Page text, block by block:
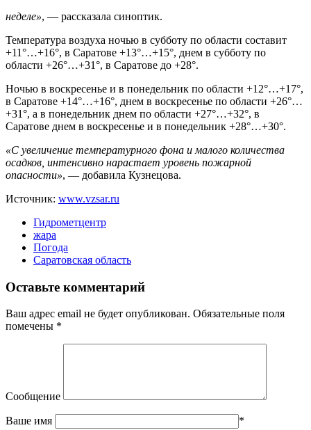
неделе», — рассказала синоптик.
Температура воздуха ночью в субботу по области составит
+11°…+16°, в Саратове +13°…+15°, днем в субботу по
области +26°…+31°, в Саратове до +28°.
Ночью в воскресенье и в понедельник по области +12°…+17°,
в Саратове +14°…+16°, днем в воскресенье по области +26°…
+31°, а в понедельник днем по области +27°…+32°, в
Саратове днем в воскресенье и в понедельник +28°…+30°.
«С увеличение температурного фона и малого количества
осадков, интенсивно нарастает уровень пожарной
опасности», — добавила Кузнецова.
Источник: www.vzsar.ru
Гидрометцентр
жара
Погода
Саратовская область
Оставьте комментарий
Ваш адрес email не будет опубликован. Обязательные поля
помечены *
Сообщение
Ваше имя *